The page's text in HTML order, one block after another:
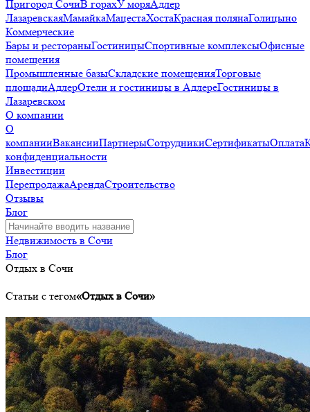
Пригород СочиВ горахУ моряАдлер
ЛазаревскаяМамайкаМацестаХостаКрасная полянаГолицыно
Коммерческие
Бары и рестораныГостиницыСпортивные комплексыОфисные
помещения
Промышленные базыСкладские помещенияТорговые
площадиАдлерОтели и гостиницы в АдлереГостиницы в
Лазаревском
О компании
О
компанииВакансииПартнерыСотрудникиСертификатыОплата
конфиденциальности
Инвестиции
ПерепродажаАрендаСтроительство
Отзывы
Блог
Недвижимость в Сочи
Блог
Отдых в Сочи
Статьи с тегом«Отдых в Сочи»